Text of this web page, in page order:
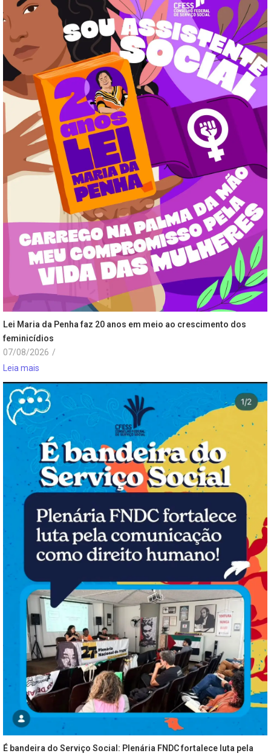
Lei Maria da Penha faz 20 anos em meio ao crescimento dos
feminicídios
07/08/2026 /
Leia mais
É bandeira do Serviço Social: Plenária FNDC fortalece luta pela